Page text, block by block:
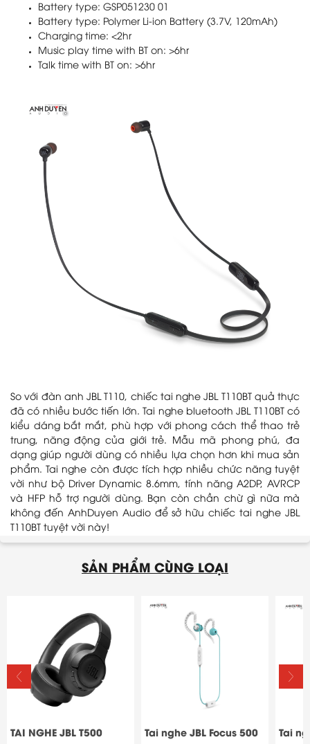
Battery type: GSP051230 01
Battery type: Polymer Li-ion Battery (3.7V, 120mAh)
Charging time: <2hr
Music play time with BT on: >6hr
Talk time with BT on: >6hr
So với đàn anh JBL T110, chiếc tai nghe JBL T110BT quả thực
đã có nhiều bước tiến lớn. Tai nghe bluetooth JBL T110BT có
kiểu dáng bắt mắt, phù hợp với phong cách thể thao trẻ
trung, năng động của giới trẻ. Mẫu mã phong phú, đa
dạng giúp người dùng có nhiều lựa chọn hơn khi mua sản
phẩm. Tai nghe còn được tích hợp nhiều chức năng tuyệt
vời như bộ Driver Dynamic 8.6mm, tính năng A2DP, AVRCP
và HFP hỗ trợ người dùng. Bạn còn chần chừ gì nữa mà
không đến AnhDuyen Audio để sở hữu chiếc tai nghe JBL
T110BT tuyệt vời này!
SẢN PHẨM CÙNG LOẠI
TAI NGHE JBL T500 Tai nghe JBL Focus 500 Tai